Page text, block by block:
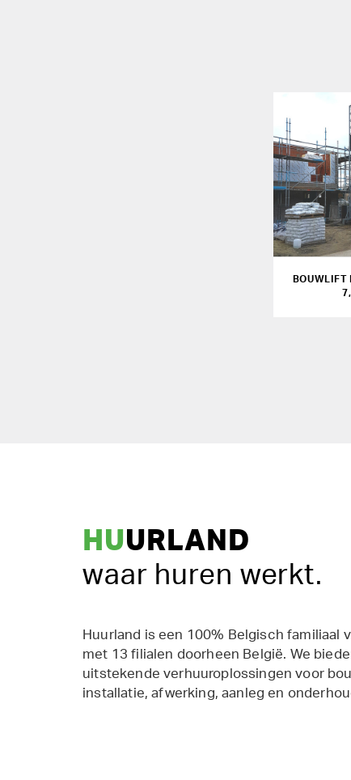
BOUWLIFT
HUURLAND
waar huren werkt.
Huurland is een 100% Belgisch familiaal
met 13 filialen doorheen België. We
uitstekende verhuuroplossingen voor
installatie, afwerking, aanleg en